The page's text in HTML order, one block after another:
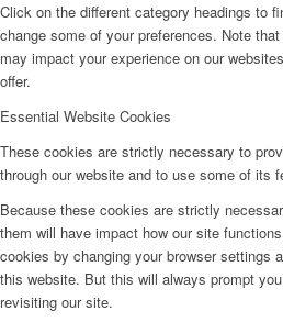
Click on the different category headings to
change some of your preferences. Note
may impact your experience on our
offer.
Essential Website Cookies
These cookies are strictly necessary to
through our website and to use some of its
Because these cookies are strictly
them will have impact how our site
cookies by changing your browser settings
this website. But this will always prompt
revisiting our site.